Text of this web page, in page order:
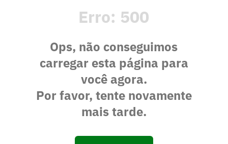
Erro: 500
Ops, não conseguimos
carregar esta página para
você agora.
Por favor, tente novamente
mais tarde.